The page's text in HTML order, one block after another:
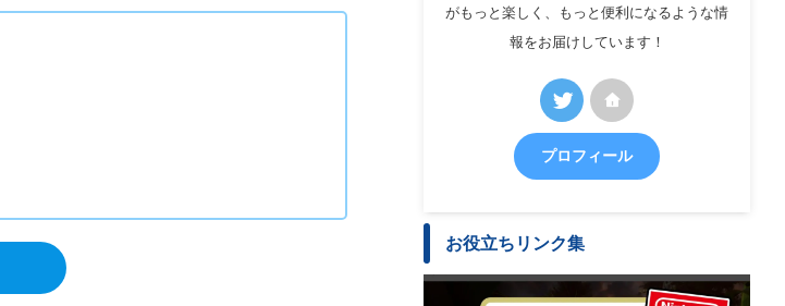
がもっと楽しく、もっと便利になるような情
報をお届けしています！
プロフィール
お役立ちリンク集